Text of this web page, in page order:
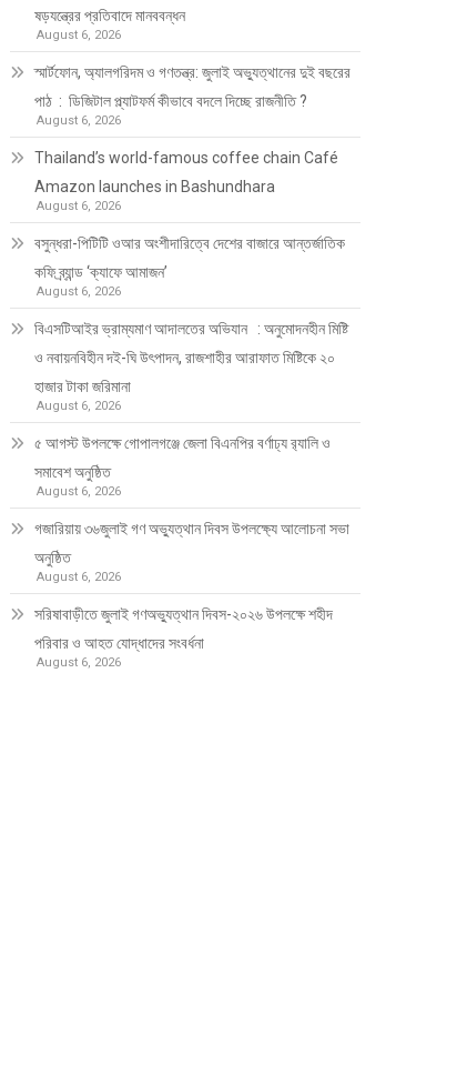
ষড়যন্ত্রের প্রতিবাদে মানববন্ধন
August 6, 2026
স্মার্টফোন, অ্যালগরিদম ও গণতন্ত্র: জুলাই অভ্যুত্থানের দুই বছরের
পাঠ : ডিজিটাল প্ল্যাটফর্ম কীভাবে বদলে দিচ্ছে রাজনীতি ?
August 6, 2026
Thailand’s world-famous coffee chain Café
Amazon launches in Bashundhara
August 6, 2026
বসুন্ধরা-পিটিটি ওআর অংশীদারিত্বে দেশের বাজারে আন্তর্জাতিক
কফি ব্র্যান্ড ‘ক্যাফে আমাজন’
August 6, 2026
বিএসটিআইর ভ্রাম্যমাণ আদালতের অভিযান : অনুমোদনহীন মিষ্টি
ও নবায়নবিহীন দই-ঘি উৎপাদন, রাজশাহীর আরাফাত মিষ্টিকে ২০
হাজার টাকা জরিমানা
August 6, 2026
৫ আগস্ট উপলক্ষে গোপালগঞ্জে জেলা বিএনপির বর্ণাঢ্য র‍্যালি ও
সমাবেশ অনুষ্ঠিত
August 6, 2026
গজারিয়ায় ৩৬জুলাই গণ অভ্যুত্থান দিবস উপলক্ষ্যে আলোচনা সভা
অনুষ্ঠিত
August 6, 2026
সরিষাবাড়ীতে জুলাই গণঅভ্যুত্থান দিবস-২০২৬ উপলক্ষে শহীদ
পরিবার ও আহত যোদ্ধাদের সংবর্ধনা
August 6, 2026